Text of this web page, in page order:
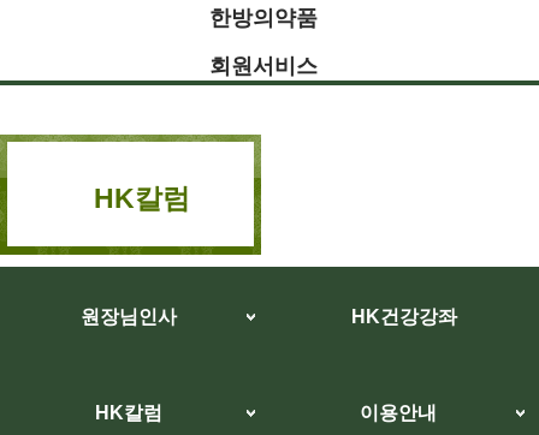
한방의약품
회원서비스
HK칼럼
원장님인사 HK건강강좌
HK칼럼 이용안내